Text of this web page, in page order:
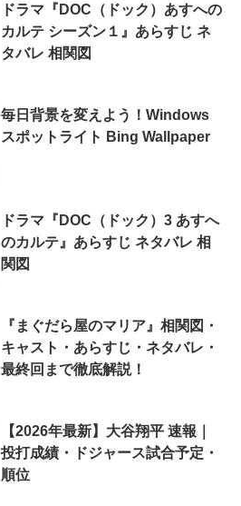
ドラマ『DOC（ドック）あすへの
カルテ シーズン１』あらすじ ネ
タバレ 相関図
毎日背景を変えよう！Windows
スポットライト Bing Wallpaper
ドラマ『DOC（ドック）3 あすへ
のカルテ』あらすじ ネタバレ 相
関図
『まぐだら屋のマリア』相関図・
キャスト・あらすじ・ネタバレ・
最終回まで徹底解説！
【2026年最新】大谷翔平 速報｜
投打成績・ドジャース試合予定・
順位